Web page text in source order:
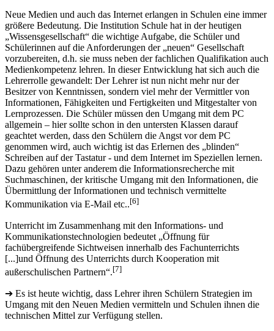
Neue Medien und auch das Internet erlangen in Schulen eine immer
größere Bedeutung. Die Institution Schule hat in der heutigen
„Wissensgesellschaft“ die wichtige Aufgabe, die Schüler und
Schülerinnen auf die Anforderungen der „neuen“ Gesellschaft
vorzubereiten, d.h. sie muss neben der fachlichen Qualifikation auch
Medienkompetenz lehren. In dieser Entwicklung hat sich auch die
Lehrerrolle gewandelt: Der Lehrer ist nun nicht mehr nur der
Besitzer von Kenntnissen, sondern viel mehr der Vermittler von
Informationen, Fähigkeiten und Fertigkeiten und Mitgestalter von
Lernprozessen. Die Schüler müssen den Umgang mit dem PC
allgemein – hier sollte schon in den untersten Klassen darauf
geachtet werden, dass den Schülern die Angst vor dem PC
genommen wird, auch wichtig ist das Erlernen des „blinden“
Schreiben auf der Tastatur - und dem Internet im Speziellen lernen.
Dazu gehören unter anderem die Informationsrecherche mit
Suchmaschinen, der kritische Umgang mit den Informationen, die
Übermittlung der Informationen und technisch vermittelte
Kommunikation via E-Mail etc..[6]
Unterricht im Zusammenhang mit den Informations- und
Kommunikationstechnologien bedeutet „Öffnung für
fachübergreifende Sichtweisen innerhalb des Fachunterrichts
[...]und Öffnung des Unterrichts durch Kooperation mit
außerschulischen Partnern“.[7]
➔ Es ist heute wichtig, dass Lehrer ihren Schülern Strategien im
Umgang mit den Neuen Medien vermitteln und Schulen ihnen die
technischen Mittel zur Verfügung stellen.